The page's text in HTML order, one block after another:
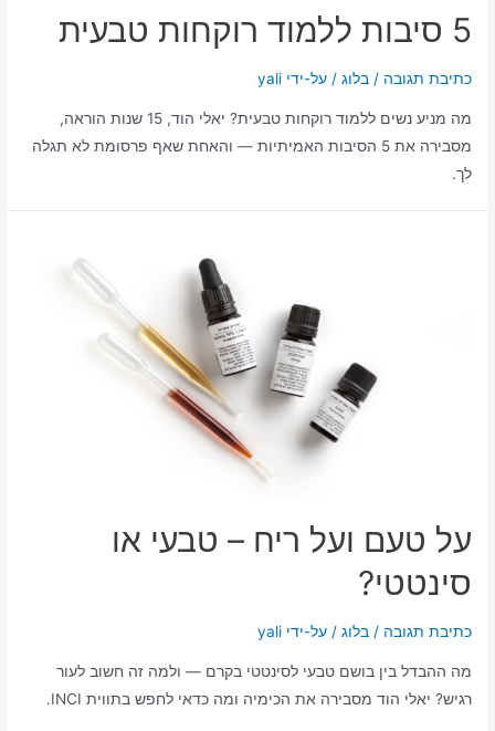
5 סיבות ללמוד רוקחות טבעית
כתיבת תגובה /בלוג / על-ידי yali
מה מניע נשים ללמוד רוקחות טבעית? יאלי הוד, 15 שנות הוראה,
מסבירה את 5 הסיבות האמיתיות — והאחת שאף פרסומת לא תגלה
לך.
על טעם ועל ריח – טבעי או
סינטטי?
כתיבת תגובה /בלוג / על-ידי yali
מה ההבדל בין בושם טבעי לסינטטי בקרם — ולמה זה חשוב לעור
רגיש? יאלי הוד מסבירה את הכימיה ומה כדאי לחפש בתווית INCI.